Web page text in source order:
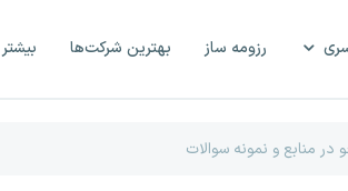
رزومه ساز بهترین شرکت‌ها بیشتر